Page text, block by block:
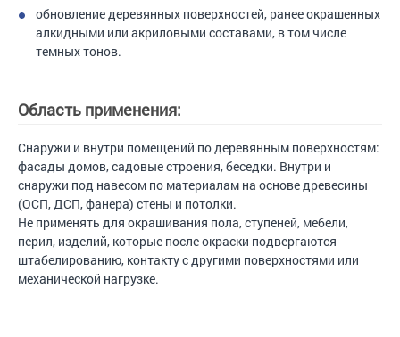
обновление деревянных поверхностей, ранее окрашенных
алкидными или акриловыми составами, в том числе
темных тонов.
Область применения:
Снаружи и внутри помещений по деревянным поверхностям:
фасады домов, садовые строения, беседки. Внутри и
снаружи под навесом по материалам на основе древесины
(ОСП, ДСП, фанера) стены и потолки.
Не применять для окрашивания пола, ступеней, мебели,
перил, изделий, которые после окраски подвергаются
штабелированию, контакту с другими поверхностями или
механической нагрузке.